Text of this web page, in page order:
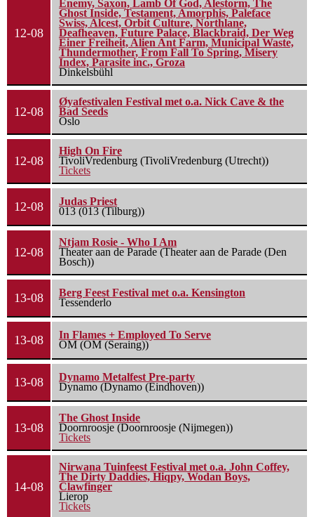
12-08
Enemy, Saxon, Lamb Of God, Alestorm, The
Ghost Inside, Testament, Amorphis, Paleface
Swiss, Alcest, Orbit Culture, Northlane,
Deafheaven, Future Palace, Blackbraid, Der Weg
Einer Freiheit, Alien Ant Farm, Municipal Waste,
Thundermother, From Fall To Spring, Misery
Index, Parasite inc., Groza
Dinkelsbühl
12-08
Øyafestivalen Festival met o.a. Nick Cave & the
Bad Seeds
Oslo
12-08
High On Fire
TivoliVredenburg (TivoliVredenburg (Utrecht))
Tickets
12-08
Judas Priest
013 (013 (Tilburg))
12-08
Ntjam Rosie - Who I Am
Theater aan de Parade (Theater aan de Parade (Den
Bosch))
13-08
Berg Feest Festival met o.a. Kensington
Tessenderlo
13-08
In Flames + Employed To Serve
OM (OM (Seraing))
13-08
Dynamo Metalfest Pre-party
Dynamo (Dynamo (Eindhoven))
13-08
The Ghost Inside
Doornroosje (Doornroosje (Nijmegen))
Tickets
14-08
Nirwana Tuinfeest Festival met o.a. John Coffey,
The Dirty Daddies, Hiqpy, Wodan Boys,
Clawfinger
Lierop
Tickets